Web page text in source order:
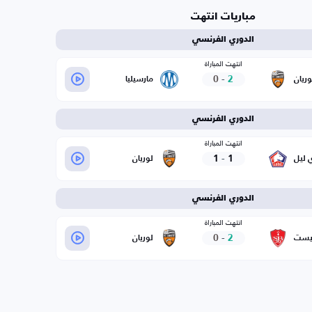
مباريات انتهت
الدوري الفرنسي
انتهت المباراة
2
-
0 مارسيليا
الدوري الفرنسي
ليل
انتهت المباراة
1
-
1 لوريان
الدوري الفرنسي
انتهت المباراة
2
-
0 لوريان